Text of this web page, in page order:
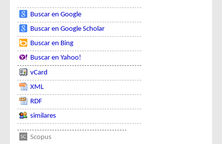
Buscar en Google
Buscar en Google Scholar
Buscar en Bing
Buscar en Yahoo!
vCard
XML
RDF
similares
Scopus